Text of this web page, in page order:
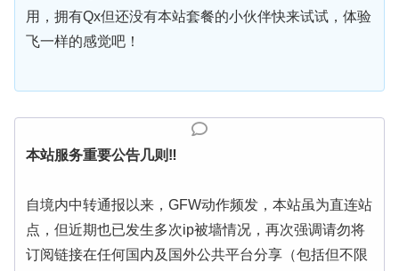
用，拥有Qx但还没有本站套餐的小伙伴快来试试，体验
飞一样的感觉吧！
本站服务重要公告几则‼️
自境内中转通报以来，GFW动作频发，本站虽为直连站
点，但近期也已发生多次ip被墙情况，再次强调请勿将
订阅链接在任何国内及国外公共平台分享（包括但不限